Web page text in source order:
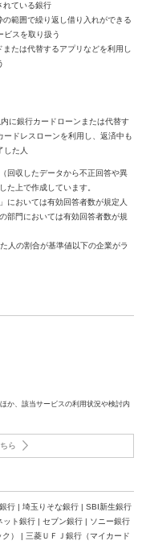
れている銀行
の範囲で繰り返し借り入れができる
ビスを取り扱う
または代替するアプリなどを利用し
に銀行カードローンまたは代替す
ードレスローンを利用し、返済中も
した人
回収したデータから不正回答や異
た上で作成しています。
においては有効回答者数が規定人
部門においては有効回答者数が規
人の割合が基準値以下の企業がラ
か、該当サービスの利用状況や検討内
ら
行 | 埼玉りそな銀行 | SBI新生銀行
ト銀行 | セブン銀行 | ソニー銀行
） | 三菱ＵＦＪ銀行（マイカード